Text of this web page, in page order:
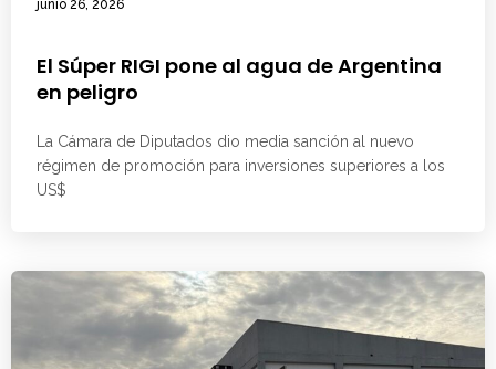
junio 26, 2026
El Súper RIGI pone al agua de Argentina
en peligro
La Cámara de Diputados dio media sanción al nuevo
régimen de promoción para inversiones superiores a los
US$